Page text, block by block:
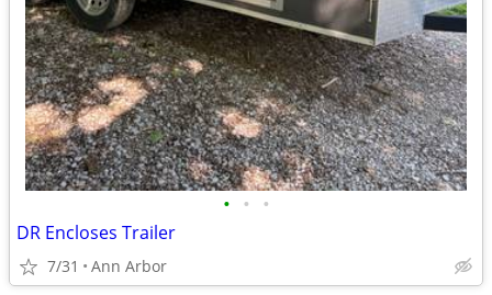
• • •
DR Encloses Trailer
7/31 Ann Arbor